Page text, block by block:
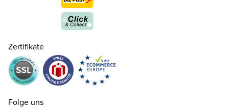
CHF 144.50
Zertifikate
Folge uns